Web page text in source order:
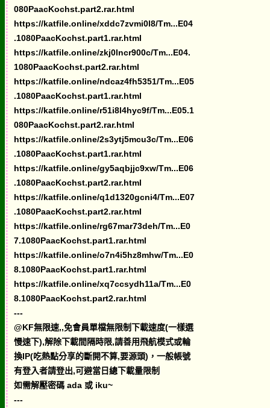
080PaacKochst.part2.rar.html
https://katfile.online/xddc7zvmi0l8/Tm...E04
.1080PaacKochst.part1.rar.html
https://katfile.online/zkj0lncr900c/Tm...E04.
1080PaacKochst.part2.rar.html
https://katfile.online/ndcaz4fh5351/Tm...E05
.1080PaacKochst.part1.rar.html
https://katfile.online/r51i8l4hyc9f/Tm...E05.1
080PaacKochst.part2.rar.html
https://katfile.online/2s3ytj5mcu3c/Tm...E06
.1080PaacKochst.part1.rar.html
https://katfile.online/gy5aqbjjc9xw/Tm...E06
.1080PaacKochst.part2.rar.html
https://katfile.online/q1d1320gcni4/Tm...E07
.1080PaacKochst.part2.rar.html
https://katfile.online/rg67mar73deh/Tm...E0
7.1080PaacKochst.part1.rar.html
https://katfile.online/o7n4i5hz8mhw/Tm...E0
8.1080PaacKochst.part1.rar.html
https://katfile.online/xq7ccsydh11a/Tm...E0
8.1080PaacKochst.part2.rar.html
---
@KF無限速,,免會員單檔無限制下載速度(一樣選
慢速下),解除下載間隔時限,請善用飛航模式或輪
換IP(吃熱點分享的斷開不算,要源頭)，一般帳號
有登入者請登出,可避當日總下載量限制
如需解壓密碼 ada 或 iku~
---